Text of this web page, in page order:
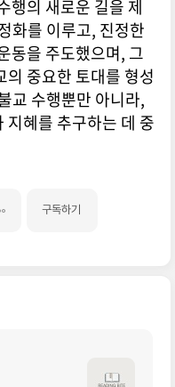
행의 새로운 길을 제
화를 이루고, 진정한
동을 주도했으며, 그
중요한 토대를 형성
교 수행뿐만 아니라,
지혜를 추구하는 데 중
구독하기